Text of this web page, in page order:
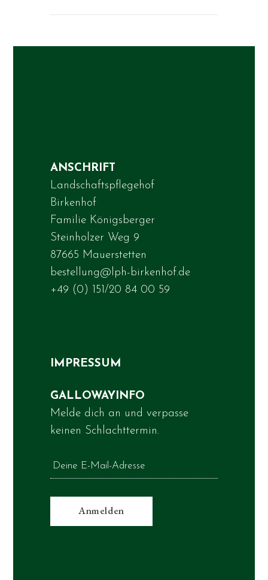
ANSCHRIFT
Landschaftspflegehof
Birkenhof
Familie Königsberger
Steinholzer Weg 9
87665 Mauerstetten
bestellung@lph-birkenhof.de
+49 (0) 151/20 84 00 59
IMPRESSUM
GALLOWAYINFO
Melde dich an und verpasse
keinen Schlachttermin.